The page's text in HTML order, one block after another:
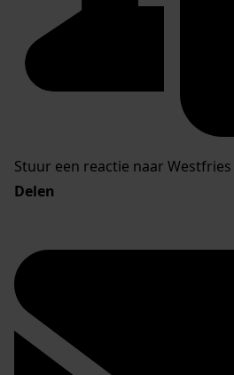
Stuur een reactie naar
Delen